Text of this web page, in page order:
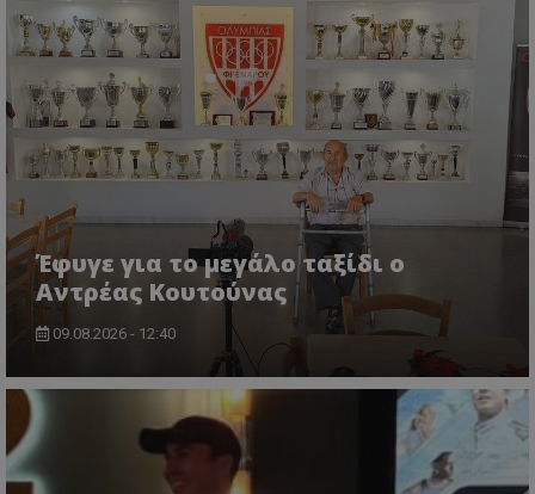
Έφυγε για το μεγάλο ταξίδι ο
Αντρέας Κουτούνας
09.08.2026 - 12:40